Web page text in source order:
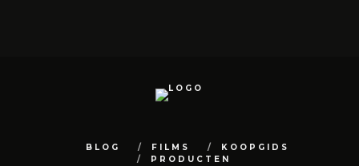
BLOG FILMS
KOOPGIDS
PRODUCTEN